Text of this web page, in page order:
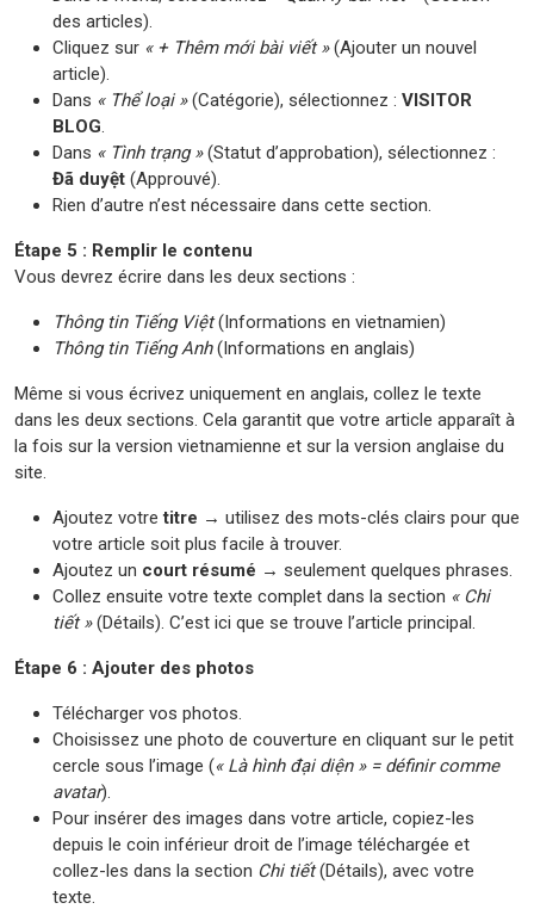
des articles).
Cliquez sur « + Thêm mới bài viết »(Ajouter un nouvel
article).
Dans « Thể loại »(Catégorie), sélectionnez : VISITOR
BLOG.
Dans « Tình trạng »(Statut d’approbation), sélectionnez :
Đã duyệt (Approuvé).
Rien d’autre n’est nécessaire dans cette section.
Étape 5 : Remplir le contenu
Vous devrez écrire dans les deux sections :
Thông tin Tiếng Việt(Informations en vietnamien)
Thông tin Tiếng Anh(Informations en anglais)
Même si vous écrivez uniquement en anglais, collez le texte
dans les deux sections. Cela garantit que votre article apparaît à
la fois sur la version vietnamienne et sur la version anglaise du
site.
Ajoutez votretitre → utilisez des mots-clés clairs pour que
votre article soit plus facile à trouver.
Ajoutez un court résumé → seulement quelques phrases.
Collez ensuite votre texte complet dans la section « Chi
tiết »(Détails). C’est ici que se trouve l’article principal.
Étape 6 : Ajouter des photos
Télécharger vos photos.
Choisissez une photo de couverture en cliquant sur le petit
cercle sous l’image (« Là hình đại diện » = définir comme
avatar).
Pour insérer des images dans votre article, copiez-les
depuis le coin inférieur droit de l’image téléchargée et
collez-les dans la section Chi tiết(Détails), avec votre
texte.